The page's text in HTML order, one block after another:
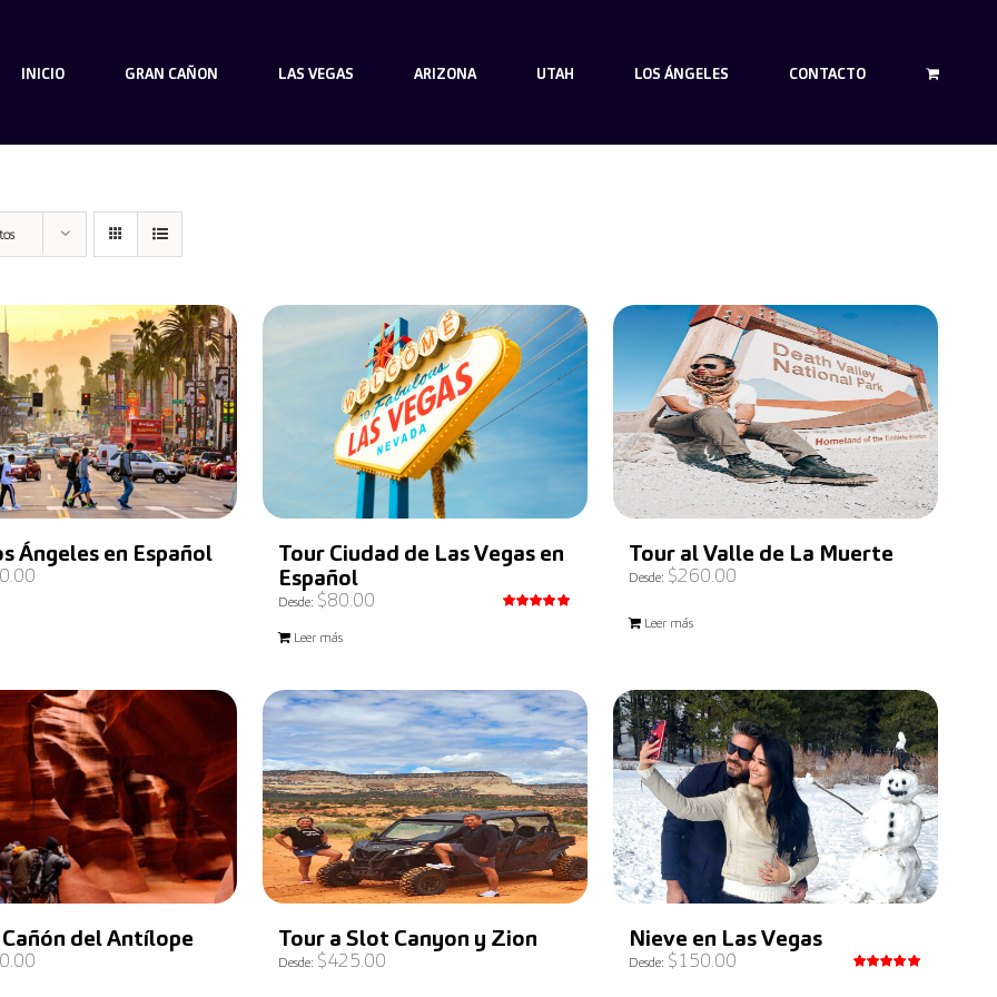
INICIO GRAN CAÑON LAS VEGAS ARIZONA UTAH LOS ÁNGELES CONTACTO
Ángeles en Español
Tour Ciudad de Las Vegas en
Español
Desde: $80.00
Leer más
Tour al Valle de La Muerte
Desde: $260.00
Leer más
del Antílope Tour a Slot Canyon y Zion
Desde: $425.00
Nieve en Las Vegas
Desde: $150.00